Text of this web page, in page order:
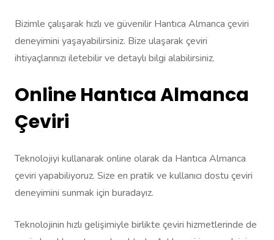
Bizimle çalışarak hızlı ve güvenilir Hantıca Almanca çeviri
deneyimini yaşayabilirsiniz. Bize ulaşarak çeviri
ihtiyaçlarınızı iletebilir ve detaylı bilgi alabilirsiniz.
Online Hantıca Almanca
Çeviri
Teknolojiyi kullanarak online olarak da Hantıca Almanca
çeviri yapabiliyoruz. Size en pratik ve kullanıcı dostu çeviri
deneyimini sunmak için buradayız.
Teknolojinin hızlı gelişimiyle birlikte çeviri hizmetlerinde de